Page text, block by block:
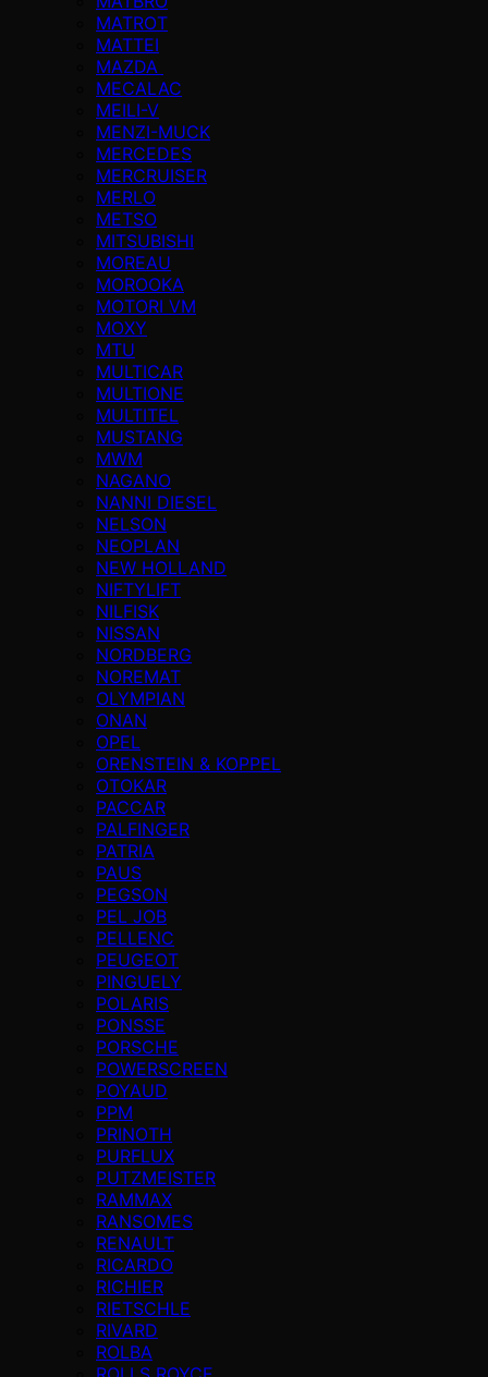
MATROT
MATTEI
MAZDA
MECALAC
MEILI-V
MENZI-MUCK
MERCEDES
MERCRUISER
MERLO
METSO
MITSUBISHI
MOREAU
MOROOKA
MOTORI VM
MOXY
MTU
MULTICAR
MULTIONE
MULTITEL
MUSTANG
MWM
NAGANO
NANNI DIESEL
NELSON
NEOPLAN
NEW HOLLAND
NIFTYLIFT
NILFISK
NISSAN
NORDBERG
NOREMAT
OLYMPIAN
ONAN
OPEL
ORENSTEIN & KOPPEL
OTOKAR
PACCAR
PALFINGER
PATRIA
PAUS
PEGSON
PEL JOB
PELLENC
PEUGEOT
PINGUELY
POLARIS
PONSSE
PORSCHE
POWERSCREEN
POYAUD
PPM
PRINOTH
PURFLUX
PUTZMEISTER
RAMMAX
RANSOMES
RENAULT
RICARDO
RICHIER
RIETSCHLE
RIVARD
ROLBA